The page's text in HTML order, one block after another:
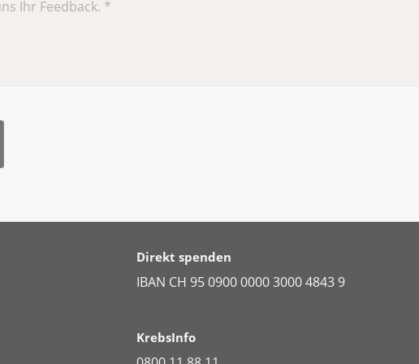
das Risiko einer Blasenentzündung, indem Sie ausreichend trinken
Menschenansammlungen.
Direkt spenden
IBAN CH 95 0900 0000 3000 4843 9
KrebsInfo